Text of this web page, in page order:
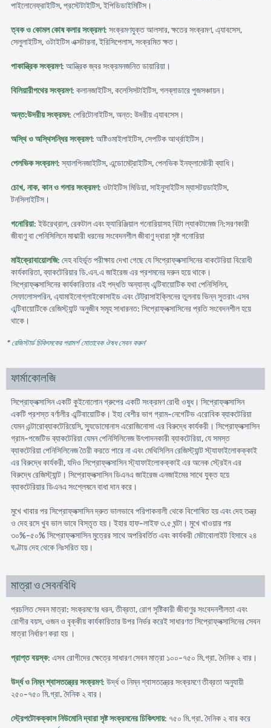
পাইলোনেফ্রাইটিস, প্রস্টেটাইটিস, ইপিডিডাইমিটিস।
ত্বক ও কোমল কোষ কলার সংক্রমণ: সংক্রমণযুক্ত আলসার, ক্ষতের সংক্রমণ, এ্যাবসেস,
সেলুলাইটিস, ওটাইটিস এক্সটারনা, ইরিসিপেলাস, সংক্রমিত ক্ষত।
পাকান্ত্রিক সংক্রমণ: আন্ত্রিক জ্বর সংক্রমনজনিত ডায়ারিয়া।
বিলিয়ারীপথের সংক্রমণ: কলানজাইটিস, কলেসিসটাইটিস, গলব্লাডারে পুজসঞ্চায়ন।
অন্ত:উদরীয় সংক্রমন: পেরিটোনাইটিস, অন্ত: উদরীয় এ্যাবসেস।
অস্থি ও অস্থিসন্ধির সংক্রমণ: অষ্টিওমাইলাইটিস, সেপটিক আর্থ্রাইটিস।
পেলভিক সংক্রমণ: স্যালপিনজাইটিস, এন্ডোমেট্রাইটিস, পেলভিক ইনফ্লামেটরী ব্যাধি।
চোখ, নাক, কান ও গলার সংক্রমণ: ওটাইটিস মিডিয়া, সাইনুসাইটিস ম্যাসটয়ডাইটিস,
টনসিলাইটিস।
গনোরিয়া: ইউরেথ্রাল, রেকটাল এবং ফ্যারিঞ্জিয়াল গনোরিয়াসহ বিটা ল্যাকটামেজ নি:সরণকারী
জীবাণু বা পেনিসিলিনে মাঝারী ধরনের সংবেদনশীল জীবাণু দ্বারা সৃষ্ট গনোরিয়া
মাইক্রোবায়োলজি: দেহ বহির্ভূত পরীক্ষায় দেখা গেছে যে সিপ্রোফ্লক্সাসিনের বাকটেরিয়া বিরোধী
কার্যকারিতা, ব্যাকটেরিয়ার ডি.এন.এ জাইরেজ এর প্রশমনের দরুন হয়ে থাকে।
সিপ্রোফ্লক্সাসিনের কার্যকারিতার এই পদ্ধতি অন্যান্য এন্টিবায়োটিক যথা পেনিসিলিন,
সেফালোসপরিন, এ্যামাইনোগ্লাইকোসাইড এবং টেট্রাসাইক্লিনের তুলনায় ভিন্ন সুতরাং এসব
এন্টিবায়োটিকে রেজিস্ট্যান্ট অনুজীব সমূহ সাধারনত: সিপ্রোফ্লক্সাসিনের প্রতি সংবেদনশীল হয়ে
থাকে।
* রেজিস্টার্ড চিকিৎসকের পরামর্শ মোতাবেক ঔষধ সেবন করুন'
ফার্মাকোলজি
সিপ্রোফ্লক্সাসিন একটি কুইনোলোন গ্রুপের একটি সংক্রমণ রোধী ওষুধ। সিপ্রোফ্লক্সাসিন
একটি প্রশস্ত বর্ণালীর এন্টিবায়োটিক। ইহা বেশীর ভাগ গ্রাম-নেগেটিভ এরোবিক ব্যাকটেরিয়া
যেমন এন্টারোব্যাকটেরিয়েসি, স্যুডোমোনাস এরোজিনোসা এর বিরুদ্ধে কার্যকরী। সিপ্রোফ্লক্সাসিন
গ্রাম-পজেটিভ ব্যাকটেরিয়া যেমন পেনিসিলিনেজ উৎপাদনকারী ব্যাকটেরিয়া, যে সমস্ত
ব্যাকটেরিয়া পেনিসিলিনেজ তৈরী করতে পারে না এবং মেথিসিলিন রেজিস্ট্যান্ট স্ট্যাফাইলোকক্কাই
এর বিরুদ্ধে কার্যকরী, যদিও সিপ্রোফ্লক্সাসিন স্ট্যাফাইলোকক্কাই এর অনেক স্ট্রেইন এর
বিরুদ্ধে রেজিস্ট্যান্ট। সিপ্রোফ্লক্সাসিন ডিএনএ জাইরেজ এনজাইমের সাথে যুক্ত হয়ে
ব্যাকটেরিয়ার ডিএনএ সংশ্লেষনে বাধা দান করে।
মুখে খাবার পর সিপ্রোফ্লক্সাসিন দ্রুত ভালভাবে পরিপাকনালী থেকে বিশোষিত হয় এবং দেহ তন্ত্র
ও দেহ রসে খুব ভাল ভাবে বিস্তৃত হয়। ইহার হাফ-লাইফ ৩.৫ ঘন্টা। মুখে খাওয়ার পর
৩০%-৫০% সিপ্রোফ্লক্সাসিন মুত্রের সাথে অপরিবর্তিত এবং কার্যকরী মেটাবোলাইট হিসাবে ২৪
ঘণ্টায় দেহ থেকে নিঃসরিত হয়।
মাত্রা ও সেবনবিধি
প্রচলিত সেবন মাত্রা: সংক্রমণের ধরন, তীব্রতা, রোগ সৃষ্টিকারী জীবাণুর সংবেদনশীলতা এবং
রোগীর বয়স, ওজন ও বৃক্কীয় কার্যকারিতার উপর নির্ভর করেই সাধারণত সিপ্রোফ্লক্সাসিনের সেবন
মাত্রা নির্ধারণ করা হয় ।
প্রাপ্ত বয়স্ক: এসব রোগীদের ক্ষেত্রে সাধারণ সেবন মাত্রা ১০০-৭৫০ মি.গ্রা. দৈনিক ২ বার।
উর্দ্ধ ও নিম্ন শ্বাসতন্ত্রের সংক্রমণ: উর্দ্ধ ও নিম্ন শ্বাসতন্ত্রের সংক্রমণে তীব্রতা অনুযায়ী
২৫০-৭৫০ মি.গ্রা. দৈনিক ২ বার।
স্ট্রেপটোকক্কাস নিউমোনি দ্বারা সৃষ্ট সংক্রমনের চিকিৎসায়: ৭৫০ মি.গ্রা. দৈনিক ২ বার করে